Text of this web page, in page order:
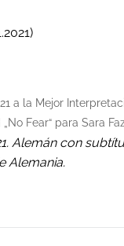
a la Mejor
Fear“ para Sara
Alemán con
Alemania.